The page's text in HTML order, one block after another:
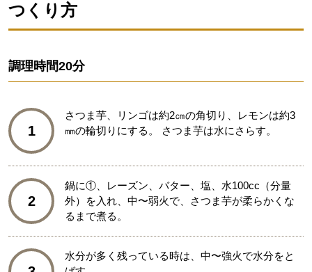
つくり方
調理時間20分
1
さつま芋、リンゴは約2㎝の角切り、レモンは約3
㎜の輪切りにする。 さつま芋は水にさらす。
2
鍋に①、レーズン、バター、塩、水100cc（分量
外）を入れ、中〜弱火で、さつま芋が柔らかくな
るまで煮る。
水分が多く残っている時は、中〜強火で水分をと